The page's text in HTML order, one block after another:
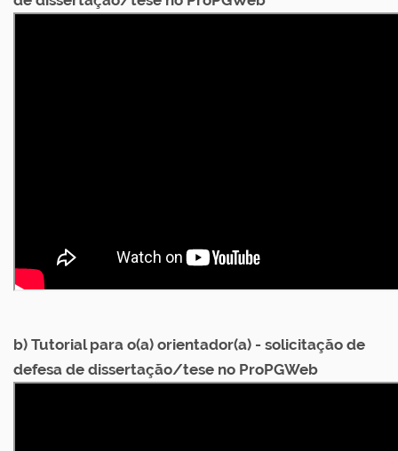
b) Tutorial para o(a) orientador(a) - solicitação de
defesa de dissertação/tese no ProPGWeb